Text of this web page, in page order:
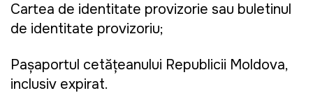
Cartea de identitate provizorie sau buletinul
de identitate provizoriu;
Pașaportul cetățeanului Republicii Moldova,
inclusiv expirat.